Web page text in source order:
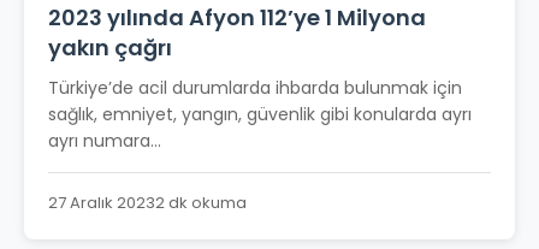
2023 yılında Afyon 112’ye 1 Milyona
yakın çağrı
Türkiye’de acil durumlarda ihbarda bulunmak için
sağlık, emniyet, yangın, güvenlik gibi konularda ayrı
ayrı numara...
27 Aralık 20232 dk okuma